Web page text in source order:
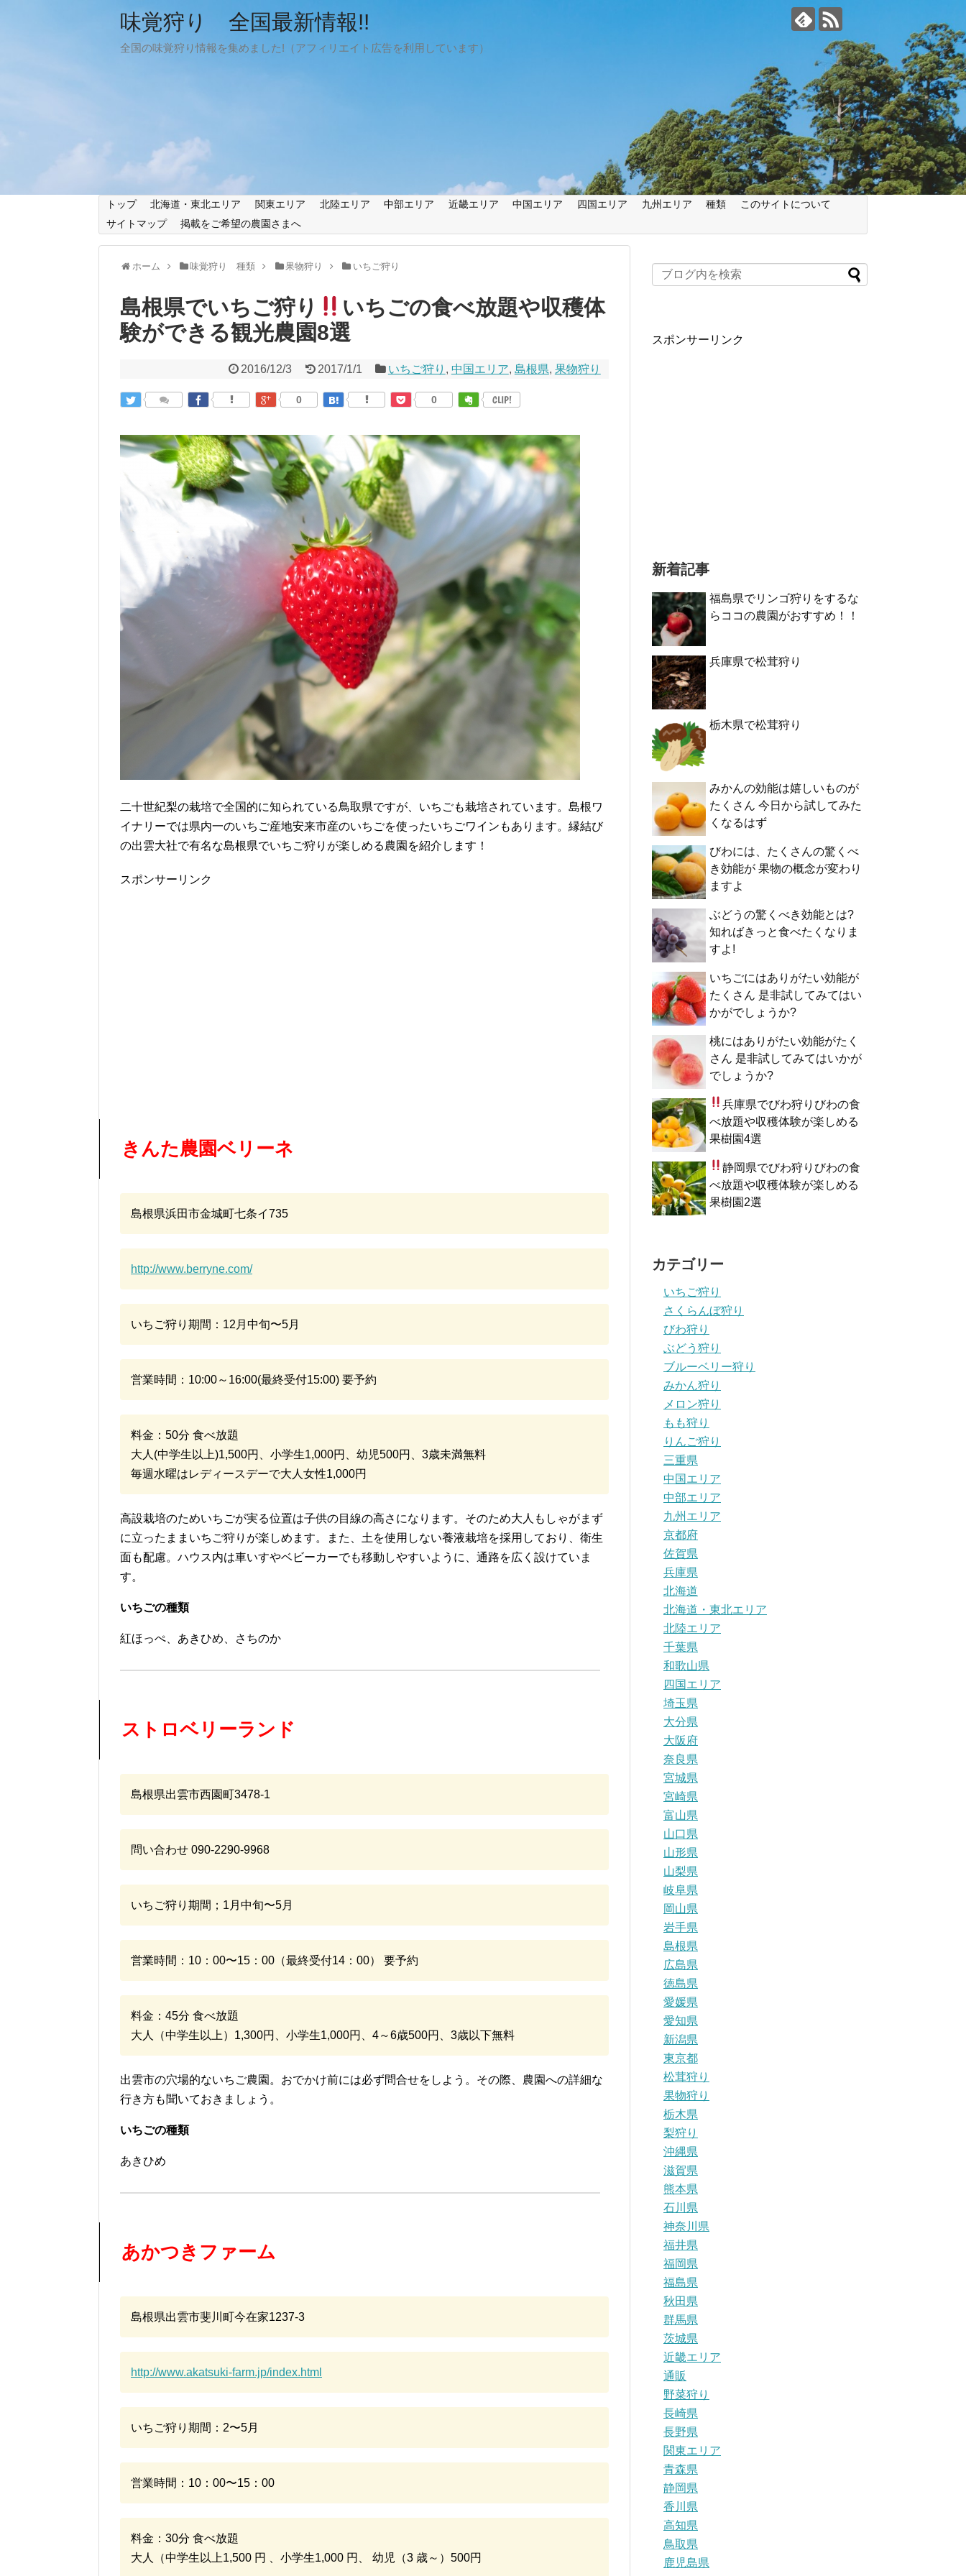
味覚狩り 全国最新情報!!
全国の味覚狩り情報を集めました!（アフィリエイト広告を利用しています）
トップ 北海道・東北エリア 関東エリア 北陸エリア 中部エリア 近畿エリア 中国エリア 四国エリア 九州エリア 種類
このサイトについて
サイトマップ
掲載をご希望の農園さまへ
ホーム 味覚狩り 種類 果物狩り いちご狩り
島根県でいちご狩り
いちごの食べ放題や収穫体
験ができる観光農園8選
2016/12/3 2017/1/1 いちご狩り , 中国エリア, 島根県, 果物狩り
0 0 CLIP!
二十世紀梨の栽培で全国的に知られている鳥取県ですが、いちごも栽培されています。島根ワ
イナリーでは県内一のいちご産地安来市産のいちごを使ったいちごワインもあります。縁結び
の出雲大社で有名な島根県でいちご狩りが楽しめる農園を紹介します！
スポンサーリンク
きんた農園ベリーネ
島根県浜田市金城町七条イ735
http://www.berryne.com/
いちご狩り期間：12月中旬〜5月
営業時間：10:00～16:00(最終受付15:00) 要予約
料金：50分 食べ放題
大人(中学生以上)1,500円、小学生1,000円、幼児500円、3歳未満無料
毎週水曜はレディースデーで大人女性1,000円
高設栽培のためいちごが実る位置は子供の目線の高さになります。そのため大人もしゃがまず
に立ったままいちご狩りが楽しめます。また、土を使用しない養液栽培を採用しており、衛生
面も配慮。ハウス内は車いすやベビーカーでも移動しやすいように、通路を広く設けていま
す。
いちごの種類
紅ほっぺ、あきひめ、さちのか
ストロベリーランド
島根県出雲市西園町3478-1
問い合わせ 090-2290-9968
いちご狩り期間；1月中旬〜5月
営業時間：10：00〜15：00（最終受付14：00） 要予約
料金：45分 食べ放題
大人（中学生以上）1,300円、小学生1,000円、4～6歳500円、3歳以下無料
出雲市の穴場的ないちご農園。おでかけ前には必ず問合せをしよう。その際、農園への詳細な
行き方も聞いておきましょう。
いちごの種類
あきひめ
あかつきファーム
島根県出雲市斐川町今在家1237-3
http://www.akatsuki-farm.jp/index.html
いちご狩り期間：2〜5月
営業時間：10：00〜15：00
料金：30分 食べ放題
大人（中学生以上1,500 円 、小学生1,000 円、 幼児（3 歳～）500円
スポンサーリンク
新着記事
福島県でリンゴ狩りをするな
らココの農園がおすすめ！！
兵庫県で松茸狩り
栃木県で松茸狩り
みかんの効能は嬉しいものが
たくさん 今日から試してみた
くなるはず
びわには、たくさんの驚くべ
き効能が 果物の概念が変わり
ますよ
ぶどうの驚くべき効能とは?
知ればきっと食べたくなりま
すよ!
いちごにはありがたい効能が
たくさん 是非試してみてはい
かがでしょうか?
桃にはありがたい効能がたく
さん 是非試してみてはいかが
でしょうか?
兵庫県でびわ狩り びわの食
べ放題や収穫体験が楽しめる
果樹園4選
静岡県でびわ狩り びわの食
べ放題や収穫体験が楽しめる
果樹園2選
カテゴリー
いちご狩り
さくらんぼ狩り
びわ狩り
ぶどう狩り
ブルーベリー狩り
みかん狩り
メロン狩り
もも狩り
りんご狩り
三重県
中国エリア
中部エリア
九州エリア
京都府
佐賀県
兵庫県
北海道
北海道・東北エリア
北陸エリア
千葉県
和歌山県
四国エリア
埼玉県
大分県
大阪府
奈良県
宮城県
宮崎県
富山県
山口県
山形県
山梨県
岐阜県
岡山県
岩手県
島根県
広島県
徳島県
愛媛県
愛知県
新潟県
東京都
松茸狩り
果物狩り
栃木県
梨狩り
沖縄県
滋賀県
熊本県
石川県
神奈川県
福井県
福岡県
福島県
秋田県
群馬県
茨城県
近畿エリア
通販
野菜狩り
長崎県
長野県
関東エリア
青森県
静岡県
香川県
高知県
鳥取県
鹿児島県